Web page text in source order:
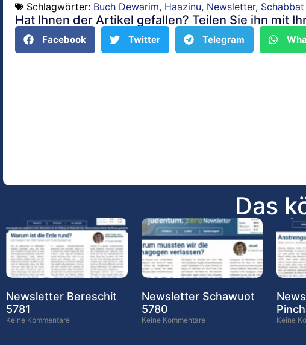
Schlagwörter: Buch Dewarim, Haazinu, Newsletter,
Hat Ihnen der Artikel gefallen? Teilen Sie ihn mit
Facebook Twitter Telegram
Das
Newsletter Bereschit
5781
Keine Kommentare
Newsletter Schawuot
5780
Keine Kommentare Keine